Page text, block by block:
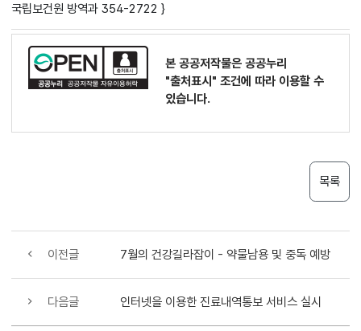
국립보건원 방역과 354-2722 }
본 공공저작물은 공공누리
"출처표시" 조건에 따라 이용할 수
있습니다.
목록
이전글 7월의 건강길라잡이 - 약물남용 및 중독 예방
다음글 인터넷을 이용한 진료내역통보 서비스 실시